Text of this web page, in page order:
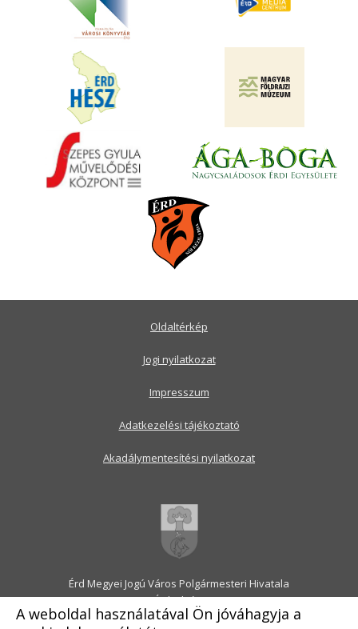
A weboldal használatával Ön jóváhagyja a
Érd Megyei Jogú Város Polgármesteri Hivatala
2030 Érd, Alsó utca 1.
Levélcím: 2031 Érd, Pf.: 31
Oldaltérkép
Jogi nyilatkozat
Impresszum
Adatkezelési tájékoztató
Akadálymentesítési nyilatkozat